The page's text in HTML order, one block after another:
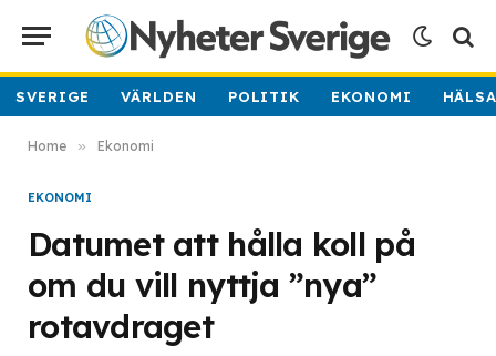
SVERIGE VÄRLDEN POLITIK EKONOMI
Home » Ekonomi
EKONOMI
Datumet att hålla koll på
om du vill nyttja ”nya”
rotavdraget